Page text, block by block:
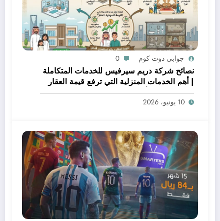
جوابى دوت كوم 0
نصائح شركة دريم سيرفيس للخدمات المتكاملة
| أهم الخدمات المنزلية التي ترفع قيمة العقار
قبل البيع أو التأجير
10 يونيو، 2026